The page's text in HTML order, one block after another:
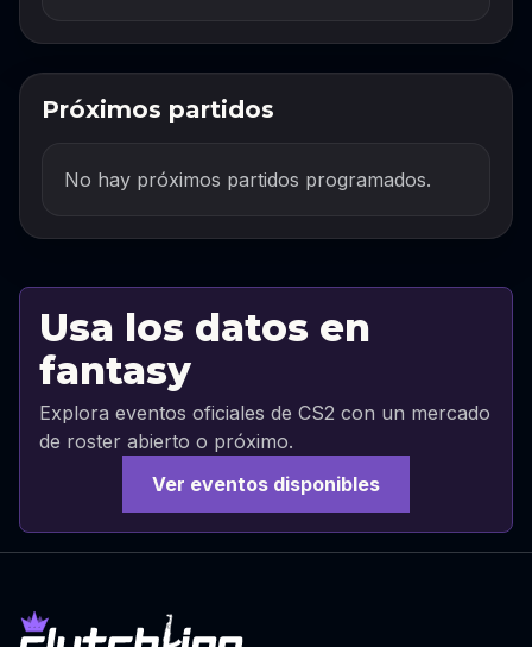
Próximos partidos
No hay próximos partidos programados.
Usa los datos en
fantasy
Explora eventos oficiales de CS2 con un mercado
de roster abierto o próximo.
Ver eventos disponibles